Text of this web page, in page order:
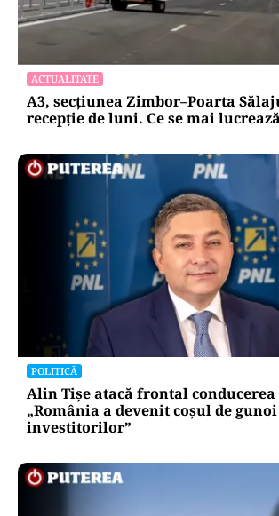
ACTUALITATE
A3, secțiunea Zimbor–Poarta
recepție de luni. Ce se mai
POLITICĂ
Alin Tișe atacă frontal conducerea
„România a devenit coșul de
investitorilor”